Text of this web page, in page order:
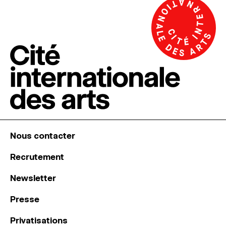
Nous contacter
Recrutement
Newsletter
Presse
Privatisations